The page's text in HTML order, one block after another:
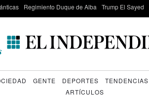
Regimiento Duque de Alba Trump El Sayed
GENTE DEPORTES TENDENCIAS
ARTÍCULOS